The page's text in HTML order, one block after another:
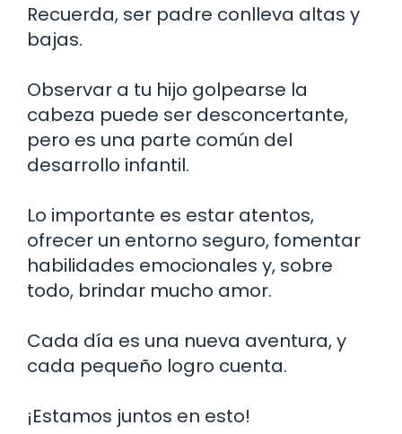
Recuerda, ser padre conlleva altas y
bajas.
Observar a tu hijo golpearse la
cabeza puede ser desconcertante,
pero es una parte común del
desarrollo infantil.
Lo importante es estar atentos,
ofrecer un entorno seguro, fomentar
habilidades emocionales y, sobre
todo, brindar mucho amor.
Cada día es una nueva aventura, y
cada pequeño logro cuenta.
¡Estamos juntos en esto!